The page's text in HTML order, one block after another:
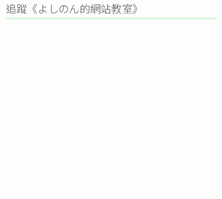
追蹤《よしのん的網站教室》